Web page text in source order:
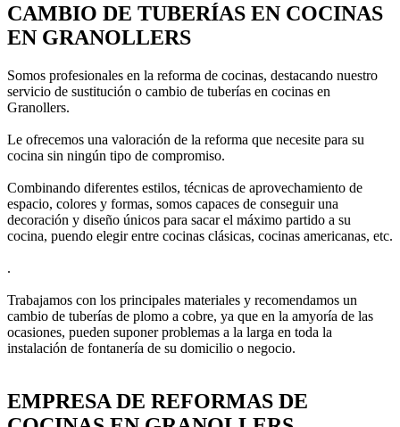
CAMBIO DE TUBERÍ­AS EN COCINAS
EN GRANOLLERS
Somos profesionales en la reforma de cocinas, destacando nuestro
servicio de sustitución o cambio de tuberí­as en cocinas en
Granollers.
Le ofrecemos una valoración de la reforma que necesite para su
cocina sin ningún tipo de compromiso.
Combinando diferentes estilos, técnicas de aprovechamiento de
espacio, colores y formas, somos capaces de conseguir una
decoración y diseño únicos para sacar el máximo partido a su
cocina, puendo elegir entre cocinas clásicas, cocinas americanas, etc.
.
Trabajamos con los principales materiales y recomendamos un
cambio de tuberí­as de plomo a cobre, ya que en la amyorí­a de las
ocasiones, pueden suponer problemas a la larga en toda la
instalación de fontanerí­a de su domicilio o negocio.
EMPRESA DE REFORMAS DE